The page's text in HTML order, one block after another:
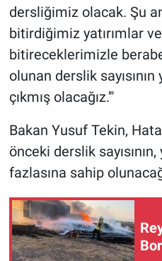
dersliğimiz olacak. Şu
bitirdiğimiz yatırımlar
bitireceklerimizle
olunan derslik
çıkmış olacağız.'"
Bakan Yusuf Tekin,
önceki derslik
fazlasına sahip